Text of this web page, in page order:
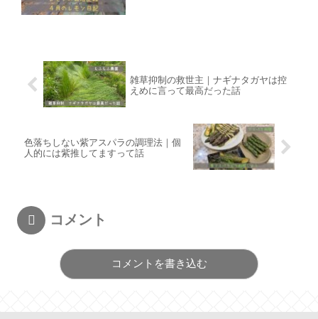
雑草抑制の救世主｜ナギナタガヤは控
えめに言って最高だった話
色落ちしない紫アスパラの調理法｜個
人的には紫推してますって話
コメント
コメントを書き込む